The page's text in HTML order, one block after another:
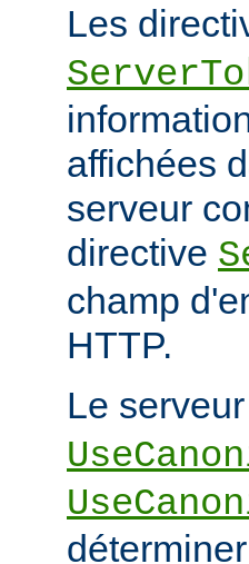
Les
affichées
serveur
directive
champ
HTTP.
Le